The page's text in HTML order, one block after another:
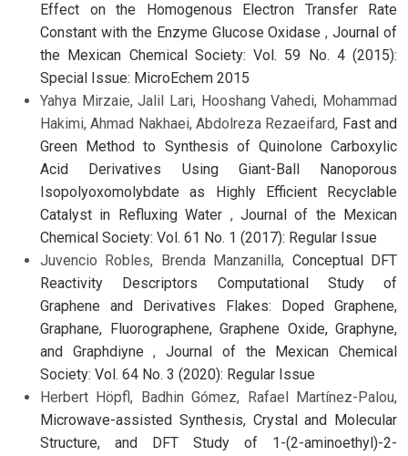
Effect on the Homogenous Electron Transfer Rate
Constant with the Enzyme Glucose Oxidase,Journal of
the Mexican Chemical Society: Vol. 59 No. 4 (2015):
Special Issue: MicroEchem 2015
Yahya Mirzaie, Jalil Lari, Hooshang Vahedi, Mohammad
Hakimi, Ahmad Nakhaei, Abdolreza Rezaeifard, Fast and
Green Method to Synthesis of Quinolone Carboxylic
Acid Derivatives Using Giant-Ball Nanoporous
Isopolyoxomolybdate as Highly Efficient Recyclable
Catalyst in Refluxing Water , Journal of the Mexican
Chemical Society: Vol. 61 No. 1 (2017): Regular Issue
Juvencio Robles, Brenda Manzanilla, Conceptual DFT
Reactivity Descriptors Computational Study of
Graphene and Derivatives Flakes: Doped Graphene,
Graphane, Fluorographene, Graphene Oxide, Graphyne,
and Graphdiyne,Journal of the Mexican Chemical
Society: Vol. 64 No. 3 (2020): Regular Issue
Herbert Höpfl, Badhin Gómez, Rafael Martínez-Palou,
Microwave-assisted Synthesis, Crystal and Molecular
Structure, and DFT Study of 1-(2-aminoethyl)-2-